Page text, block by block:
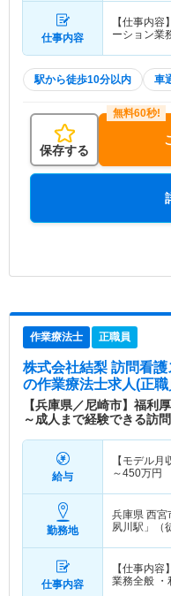
仕事内容
【仕事内
ーション業
駅から徒歩10分以内 車
保存する
作業療法士 正職員
株式会社結梨 訪問看
の作業療法士求人(正職
【兵庫県／尼崎市】福利
～成人まで経験できる訪
給与
【モデル月
～450万円
勤務地
兵庫県 西宮
夙川駅」（
仕事内容
【仕事内
業務全般